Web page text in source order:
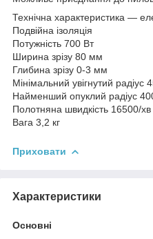
Технічна характеристика —
Подвійна ізоляція
Потужність 700 Вт
Ширина зрізу 80 мм
Глибина зрізу 0-3 мм
Мінімальний увігнутий радіус
Найменший опуклий радіус
Полотняна швидкість 16500/хв
Вага 3,2 кг
Приховати
Характеристики
Основні